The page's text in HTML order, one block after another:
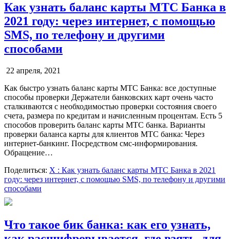
Как узнать баланс карты МТС Банка в
2021 году: через интернет, с помощью
SMS, по телефону и другими
способами
22 апреля, 2021
Как быстро узнать баланс карты МТС Банка: все доступные
способы проверки Держатели банковских карт очень часто
сталкиваются с необходимостью проверки состояния своего
счета, размера по кредитам и начисленным процентам. Есть 5
способов проверить баланс карты МТС банка. Варианты
проверки баланса карты для клиентов МТС банка: Через
интернет-банкинг. Посредством смс-информирования.
Обращение…
Поделиться: X : Как узнать баланс карты МТС Банка в 2021
году: через интернет, с помощью SMS, по телефону и другими
способами
Что такое бик банка: как его узнать,